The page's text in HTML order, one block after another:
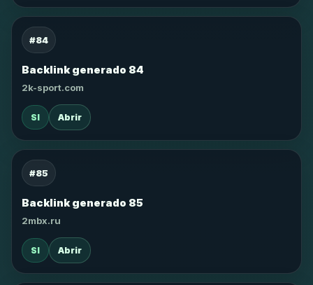
#84
Backlink generado 84
2k-sport.com
SI Abrir
#85
Backlink generado 85
2mbx.ru
SI Abrir